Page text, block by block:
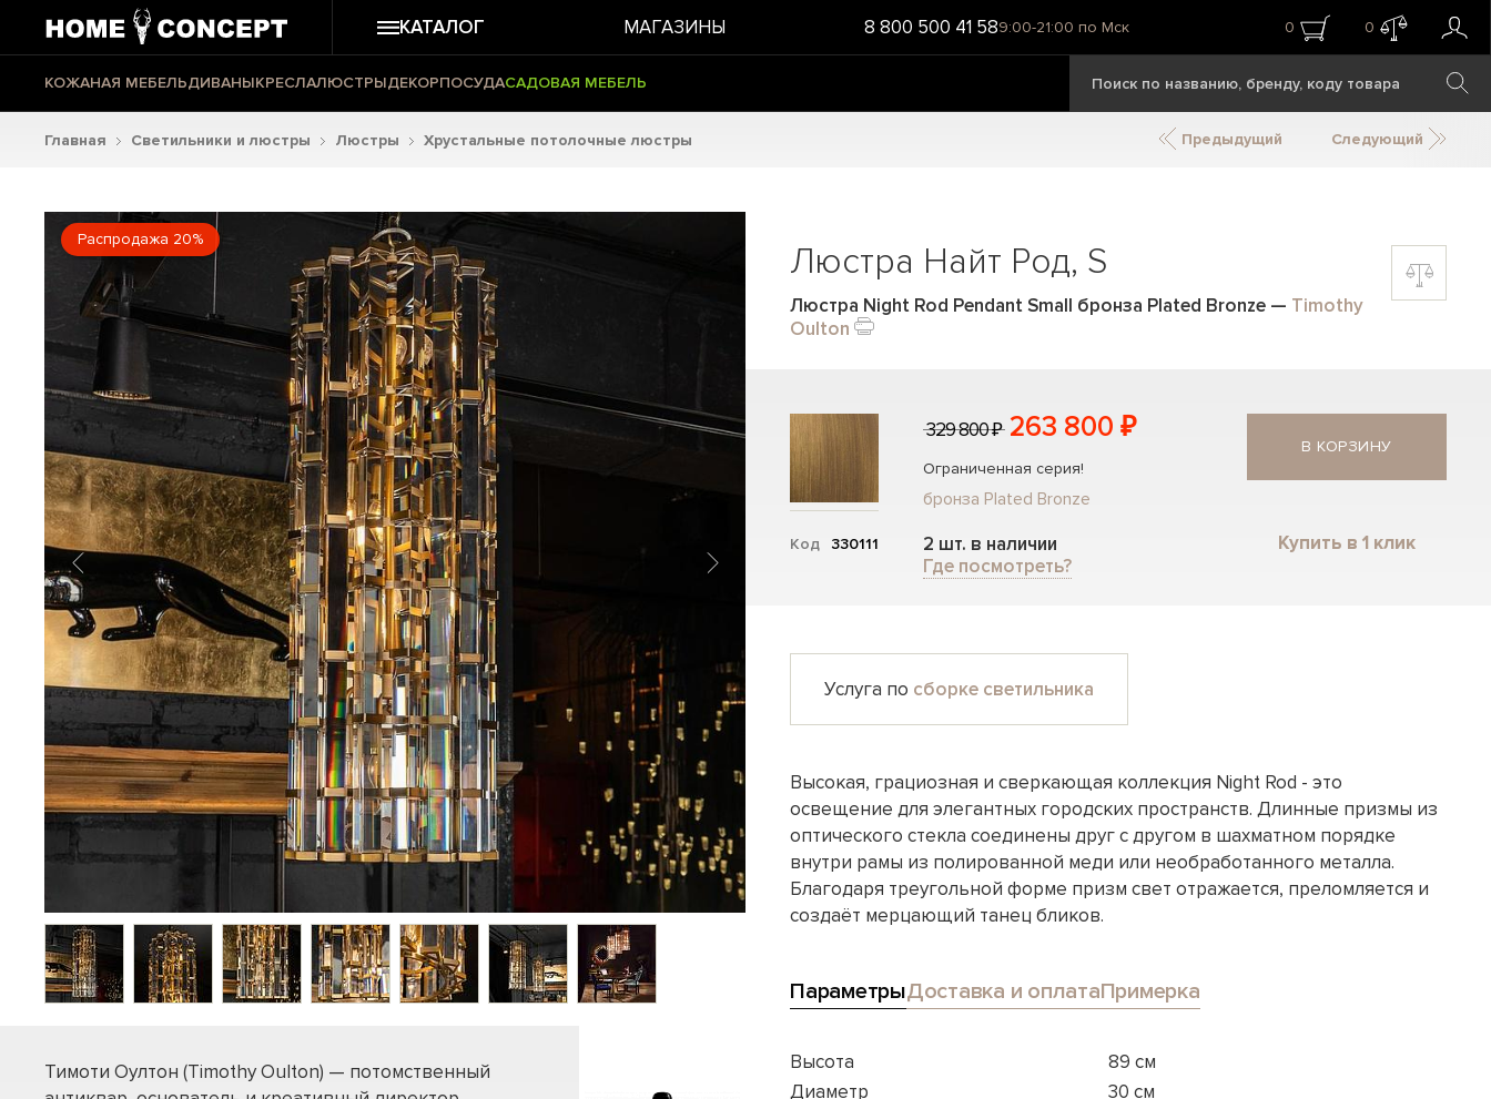
КАТАЛОГ МАГАЗИНЫ 8 800 500 41 589:00-21:00 по Мск 0 0
КОЖАНАЯ МЕБЕЛЬДИВАНЫКРЕСЛАЛЮСТРЫДЕКОРПОСУДАСАДОВАЯ МЕБЕЛЬ
Главная Светильники и люстры Люстры Хрустальные потолочные люстры Предыдущий Следующий
Распродажа 20%
Тимоти Оултон (Timothy Oulton) — потомственный
Люстра Найт Род, S
Люстра Night Rod Pendant Small бронза Plated Bronze — Timothy
Oulton
Код 330111
329 800 ₽ 263 800 ₽
Ограниченная серия!
бронза Plated Bronze
2 шт. в наличии
Где посмотреть?
В КОРЗИНУ
Купить в 1 клик
Услуга по сборке светильника
Высокая, грациозная и сверкающая коллекция Night Rod - это
освещение для элегантных городских пространств. Длинные призмы из
оптического стекла соединены друг с другом в шахматном порядке
внутри рамы из полированной меди или необработанного металла.
Благодаря треугольной форме призм свет отражается, преломляется и
создаёт мерцающий танец бликов.
ПараметрыДоставка и оплатаПримерка
Высота
89 см
Диаметр
30 см